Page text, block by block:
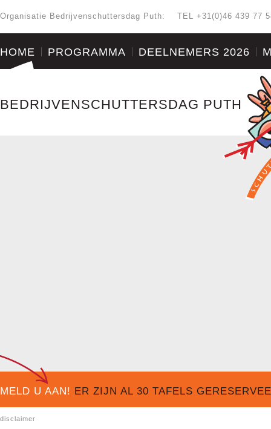
Organisatie Bedrijvenschuttersdag Puth: TEL +31(0)46 439 77
HOME PROGRAMMA DEELNEMERS 2026
BEDRIJVENSCHUTTERSDAG PUTH
MELD U AAN! ER ZIJN AL 30 TAFELS
disclaimer